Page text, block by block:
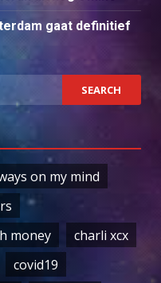
gaat definitief
on my mind
money
charli xcx
covid19